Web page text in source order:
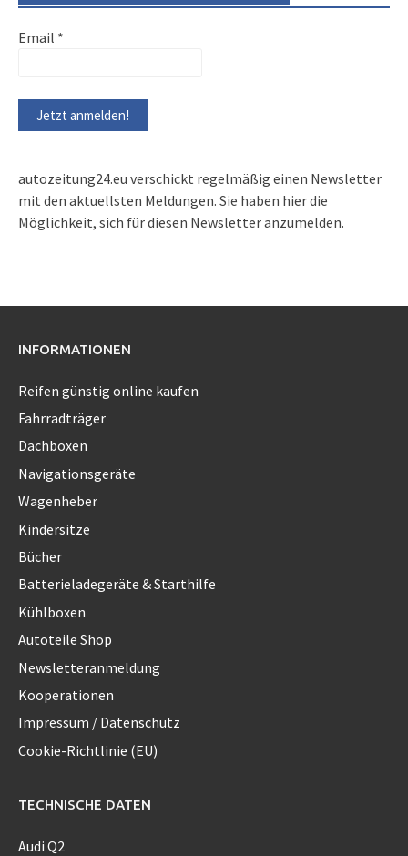
Email *
autozeitung24.eu verschickt regelmäßig einen Newsletter
mit den aktuellsten Meldungen. Sie haben hier die
Möglichkeit, sich für diesen Newsletter anzumelden.
INFORMATIONEN
Reifen günstig online kaufen
Fahrradträger
Dachboxen
Navigationsgeräte
Wagenheber
Kindersitze
Bücher
Batterieladegeräte & Starthilfe
Kühlboxen
Autoteile Shop
Newsletteranmeldung
Kooperationen
Impressum / Datenschutz
Cookie-Richtlinie (EU)
TECHNISCHE DATEN
Audi Q2